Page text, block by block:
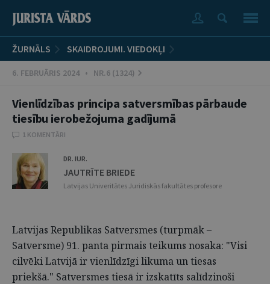
ŽURNĀLS SKAIDROJUMI. VIEDOKĻI
6. FEBRUĀRIS 2024 • NR.6 (1324)
Vienlīdzības principa satversmības pārbaude
tiesību ierobežojuma gadījumā
1 KOMENTĀRI
DR. IUR.
JAUTRĪTE BRIEDE
Latvijas Univeritātes Juridiskās fakultātes profesore
Latvijas Republikas Satversmes (turpmāk –
Satversme) 91. panta pirmais teikums nosaka: "Visi
cilvēki Latvijā ir vienlīdzīgi likuma un tiesas
priekšā." Satversmes tiesā ir izskatīts salīdzinoši